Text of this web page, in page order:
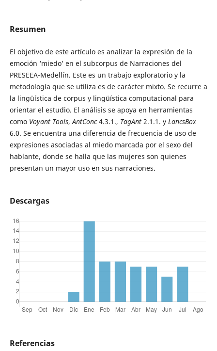
Resumen
El objetivo de este artículo es analizar la expresión de la
emoción ‘miedo’ en el subcorpus de Narraciones del
PRESEEA-Medellín. Este es un trabajo exploratorio y la
metodología que se utiliza es de carácter mixto. Se recurre a
la lingüística de corpus y lingüística computacional para
orientar el estudio. El análisis se apoya en herramientas
como Voyant Tools,AntConc4.3.1., TagAnt2.1.1. y LancsBox
6.0. Se encuentra una diferencia de frecuencia de uso de
expresiones asociadas al miedo marcada por el sexo del
hablante, donde se halla que las mujeres son quienes
presentan un mayor uso en sus narraciones.
Descargas
Referencias